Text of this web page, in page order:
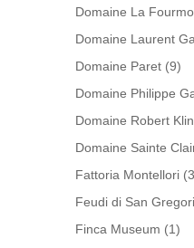
Domaine La
Domaine Laurent
Domaine Paret (9)
Domaine Philippe
Domaine Robert
Domaine Sainte
Fattoria Montellori
Feudi di San
Finca Museum (1)